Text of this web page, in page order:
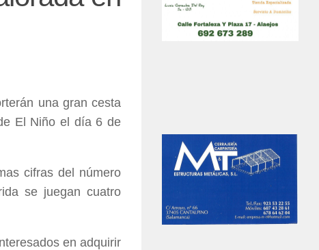
una gran cesta
El Niño el día 6 de
cifras del número
se juegan cuatro
en adquirir